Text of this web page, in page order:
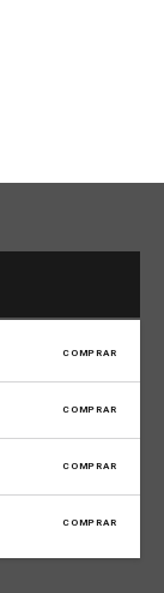
COMPRAR
COMPRAR
COMPRAR
COMPRAR